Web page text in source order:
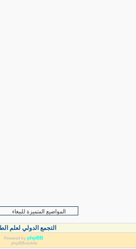
التجمع الدولي لعلم
Powered byphpBB
phpBBmobile